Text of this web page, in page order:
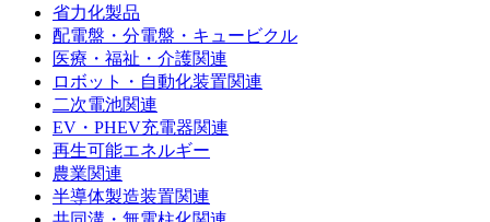
省力化製品
配電盤・分電盤・キュービクル
医療・福祉・介護関連
ロボット・自動化装置関連
二次電池関連
EV・PHEV充電器関連
再生可能エネルギー
農業関連
半導体製造装置関連